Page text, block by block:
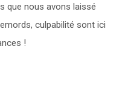
que nous avons laissé
culpabilité sont ici
!